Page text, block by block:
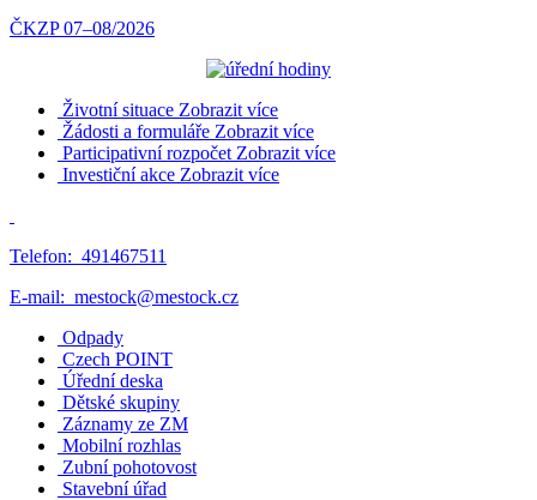
ČKZP 07–08/2026
Životní situace Zobrazit více
Žádosti a formuláře Zobrazit více
Participativní rozpočet Zobrazit více
Investiční akce Zobrazit více
Telefon: 491467511
E-mail: mestock@mestock.cz
Odpady
Czech POINT
Úřední deska
Dětské skupiny
Záznamy ze ZM
Mobilní rozhlas
Zubní pohotovost
Stavební úřad